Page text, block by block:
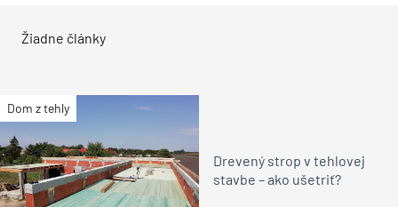
Žiadne články
Dom z tehly
Drevený strop v tehlovej
stavbe – ako ušetriť?